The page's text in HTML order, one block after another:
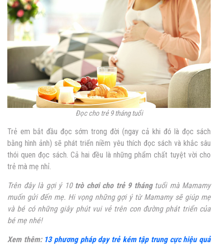
Đọc cho trẻ 9 tháng tuổi
Trẻ em bắt đầu đọc sớm trong đời (ngay cả khi đó là đọc sách
bằng hình ảnh) sẽ phát triển niềm yêu thích đọc sách và khắc sâu
thói quen đọc sách. Cả hai đều là những phẩm chất tuyệt vời cho
trẻ mà mẹ nhỉ.
Trên đây là gợi ý 10trò chơi cho trẻ 9 thángtuổi mà Mamamy
muốn gửi đến mẹ. Hi vọng những gợi ý từ Mamamy sẽ giúp mẹ
và bé có những giây phút vui vẻ trên con đường phát triển của
bé mẹ nhé!
Xem thêm: 13 phương pháp dạy trẻ kém tập trung cực hiệu quả